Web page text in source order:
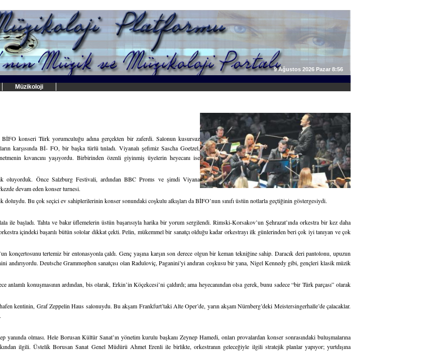
9 Ağustos 2026 Pazar 8:56
Müzikoloji
konseri Türk yorumculuğu adına gerçekten bir zaferdi. Salonun kusursuz
karşısında Bİ- FO, bir başka türlü tınladı. Viyanalı şefimiz Sascha Goetzel,
kıvancını yaşıyordu. Birbirinden özenli giyinmiş üyelerin heyecanı ise
oluyorduk. Önce Salzburg Festivali, ardından BBC Proms ve şimdi Viyana
devam eden konser turnesi.
Bu çok seçici ev sahiplerilerinin konser sonundaki coşkulu alkışları da BİFO’nun sınıfı üstün notlarla geçtiğinin göstergesiydi.
ile başladı. Tahta ve bakır üflemelerin üstün başarısıyla harika bir yorum sergilendi. Rimski-Korsakov’un Şehrazat’ında orkestra bir kez daha
içindeki başarılı bütün sololar dikkat çekti. Pelin, mükemmel bir sanatçı olduğu kadar orkestrayı ilk günlerinden beri çok iyi tanıyan ve çok
konçertosunu tertemiz bir entonasyonla çaldı. Genç yaşına karşın son derece olgun bir keman tekniğine sahip. Daracık deri pantolonu, upuzun
andırıyordu. Deutsche Grammophon sanatçısı olan Raduloviç, Paganini’yi andıran coşkusu bir yana, Nigel Kennedy gibi, gençleri klasik müzik
anlamlı konuşmasının ardından, bis olarak, Erkin’in Köçekcesi’ni çaldırdı; ama heyecanından olsa gerek, bunu sadece “bir Türk parçası” olarak
kentinin, Graf Zeppelin Haus salonuydu. Bu akşam Frankfurt’taki Alte Oper’de, yarın akşam Nürnberg’deki Meistersingerhalle’de çalacaklar.
olması. Hele Borusan Kültür Sanat’ın yönetim kurulu başkanı Zeynep Hamedi, onları provalardan konser sonrasındaki buluşmalarına
ilgili. Üstelik Borusan Sanat Genel Müdürü Ahmet Erenli ile birlikte, orkestranın geleceğiyle ilgili stratejik planlar yapıyor; yurtdışına